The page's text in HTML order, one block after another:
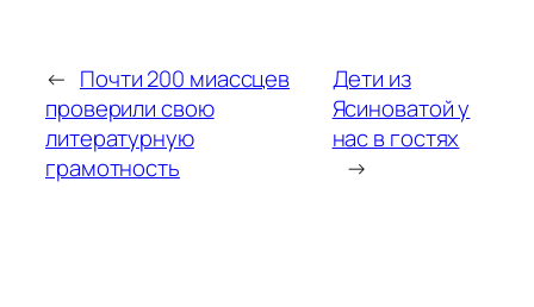
← Почти 200 миассцев
проверили свою
литературную
грамотность
Дети из
Ясиноватой у
нас в гостях
→